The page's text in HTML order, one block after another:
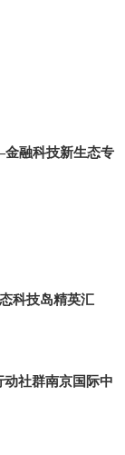
融科技新生态专
科技岛精英汇
社群南京国际中